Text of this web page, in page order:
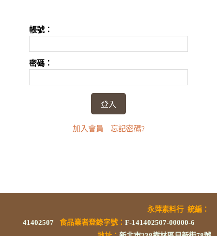
帳號：
密碼：
加入會員 忘記密碼?
永萍素料行 統編 ：
41402507
食品業者登錄字號： F-141402507-00000-6